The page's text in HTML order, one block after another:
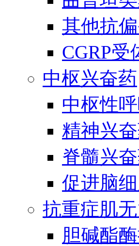
其他抗
CGRP受
中枢兴奋药
中枢性
精神兴
脊髓兴
促进脑
抗重症肌
胆碱酯